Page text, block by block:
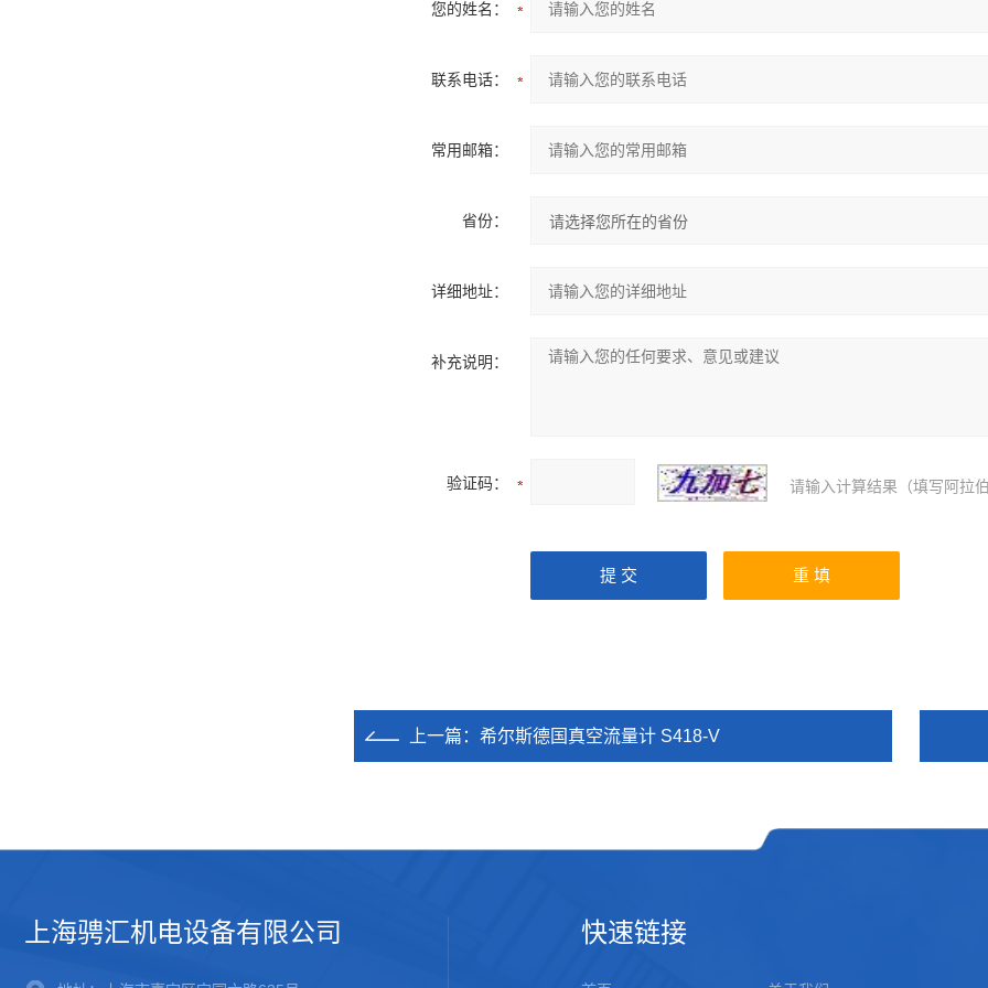
您的姓名：
联系电话：
常用邮箱：
省份：
详细地址：
补充说明：
验证码： 请输入计算结果（填写阿拉
上一篇： 希尔斯德国真空流量计 S418-V
上海骋汇机电设备有限公司 快速链接